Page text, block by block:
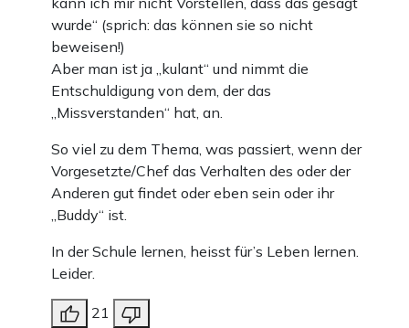
wurde“ (sprich: das können sie so nicht
beweisen!)
Aber man ist ja „kulant“ und nimmt die
Entschuldigung von dem, der das
„Missverstanden“ hat, an.
So viel zu dem Thema, was passiert, wenn der
Vorgesetzte/Chef das Verhalten des oder der
Anderen gut findet oder eben sein oder ihr
„Buddy“ ist.
In der Schule lernen, heisst für’s Leben lernen.
Leider.
21